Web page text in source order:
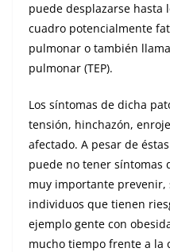
puede desplazarse hasta
cuadro potencialmente
pulmonar o también
pulmonar (TEP).
Los síntomas de dicha
tensión, hinchazón,
afectado. A pesar de
puede no tener síntomas
muy importante prevenir,
individuos que tienen
ejemplo gente con
mucho tiempo frente a la